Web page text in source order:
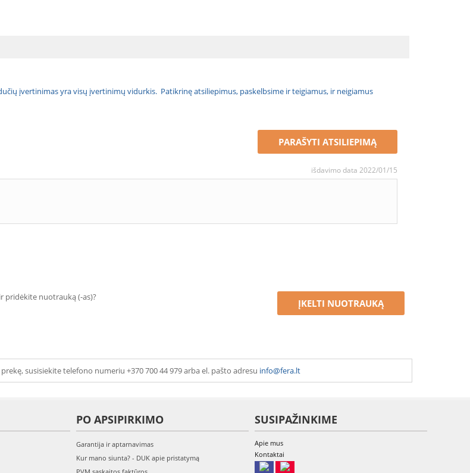
įvertinimas yra visų įvertinimų vidurkis. Patikrinę atsiliepimus, paskelbsime ir teigiamus, ir neigiamus
PARAŠYTI ATSILIEPIMĄ
išdavimo data 2022/01/15
pridėkite nuotrauką (-as)?
ĮKELTI NUOTRAUKĄ
susisiekite telefono numeriu +370 700 44 979 arba el. pašto adresu info@fera.lt
PO APSIPIRKIMO
Garantija ir aptarnavimas
Kur mano siunta? - DUK apie pristatymą
SUSIPAŽINKIME
Apie mus
Kontaktai